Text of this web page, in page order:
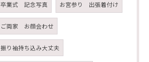
卒業式 記念写真 お宮参り 出張着付け
ご両家 お顔会わせ
振り袖持ち込み大丈夫